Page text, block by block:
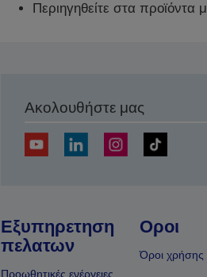
Περιηγηθείτε στα προϊόντα
Ακολουθήστε μας
Εξυπηρετηση
πελατων
Προωθητικές ενέργειες
Οροι
Όροι χρήσης